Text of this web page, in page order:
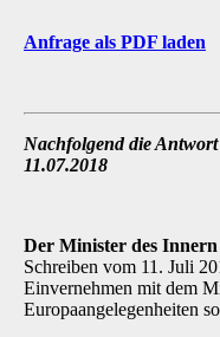
Anfrage als PDF laden
Nachfolgend die
11.07.2018
Der Minister des Innern
Schreiben vom 11. Juli
Einvernehmen mit dem
Europaangelegenheiten